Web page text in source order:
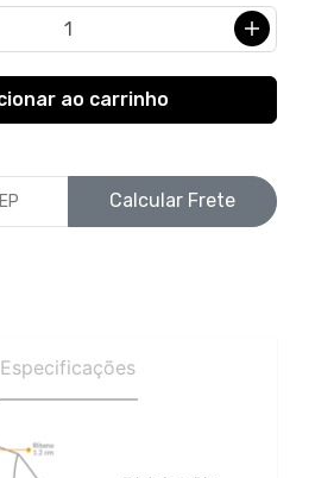
Calcular Frete
Especificações